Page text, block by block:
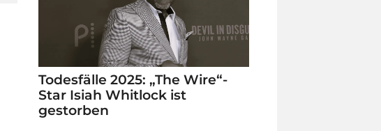
Todesfälle 2025: „The Wire“-
Star Isiah Whitlock ist
gestorben